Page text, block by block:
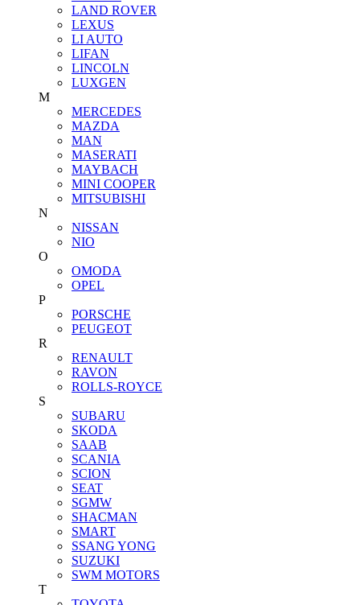
LAND ROVER
LEXUS
LI AUTO
LIFAN
LINCOLN
LUXGEN
M
MERCEDES
MAZDA
MAN
MASERATI
MAYBACH
MINI COOPER
MITSUBISHI
N
NISSAN
NIO
O
OMODA
OPEL
P
PORSCHE
PEUGEOT
R
RENAULT
RAVON
ROLLS-ROYCE
S
SUBARU
SKODA
SAAB
SCANIA
SCION
SEAT
SGMW
SHACMAN
SMART
SSANG YONG
SUZUKI
SWM MOTORS
T